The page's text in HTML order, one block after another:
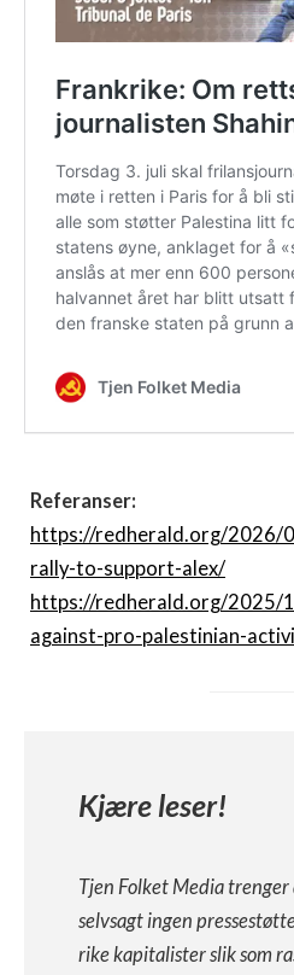
Referanser:
https://redherald.org/2026/
rally-to-support-alex/
https://redherald.org/2025/
against-pro-palestinian-
Kjære leser!
Tjen Folket Media
selvsagt ingen
rike kapitalister slik som